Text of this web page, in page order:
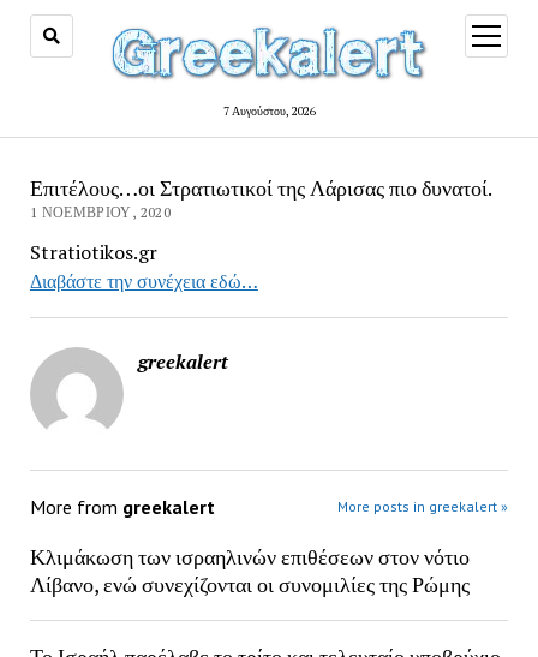
7 Αυγούστου, 2026
open
menu
Επιτέλους…οι Στρατιωτικοί της Λάρισας πιο δυνατοί.
1 ΝΟΕΜΒΡΊΟΥ, 2020
Stratiotikos.gr
Διαβάστε την συνέχεια εδώ…
greekalert
More from greekalert More posts in greekalert »
Κλιμάκωση των ισραηλινών επιθέσεων στον νότιο
Λίβανο, ενώ συνεχίζονται οι συνομιλίες της Ρώμης